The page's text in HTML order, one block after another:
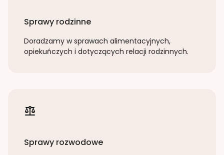
Sprawy rodzinne
Doradzamy w sprawach alimentacyjnych,
opiekuńczych i dotyczących relacji rodzinnych.
Sprawy rozwodowe